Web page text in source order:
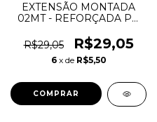
EXTENSÃO MONTADA
02MT - REFORÇADA PP
R$29,05
R$29,05
6 x de R$5,50